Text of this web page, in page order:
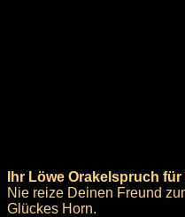
Ihr Löwe Orakelspruch
Nie reize Deinen Freund
Glückes Horn.